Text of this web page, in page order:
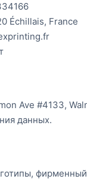
Échillais, France
Ave #4133,
данных.
фирменный